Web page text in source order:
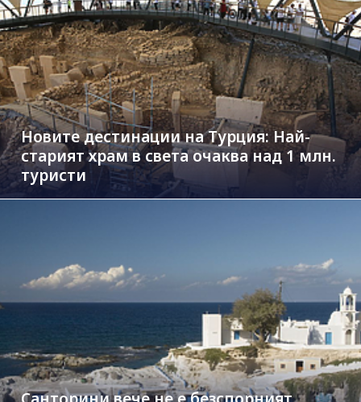
Новите дестинации на Турция: Най-
старият храм в света очаква над 1 млн.
туристи